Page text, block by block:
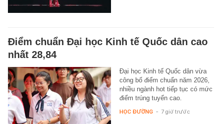
Điểm chuẩn Đại học Kinh tế Quốc dân cao
nhất 28,84
Đại học Kinh tế Quốc dân vừa
công bố điểm chuẩn năm 2026,
nhiều ngành hot tiếp tục có mức
điểm trúng tuyển cao.
HỌC ĐƯỜNG - 7 giờ trước